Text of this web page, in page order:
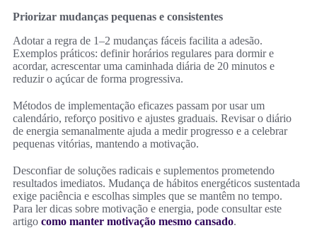
Priorizar mudanças pequenas e consistentes
Adotar a regra de 1–2 mudanças fáceis facilita a adesão.
Exemplos práticos: definir horários regulares para dormir e
acordar, acrescentar uma caminhada diária de 20 minutos e
reduzir o açúcar de forma progressiva.
Métodos de implementação eficazes passam por usar um
calendário, reforço positivo e ajustes graduais. Revisar o diário
de energia semanalmente ajuda a medir progresso e a celebrar
pequenas vitórias, mantendo a motivação.
Desconfiar de soluções radicais e suplementos prometendo
resultados imediatos. Mudança de hábitos energéticos sustentada
exige paciência e escolhas simples que se mantêm no tempo.
Para ler dicas sobre motivação e energia, pode consultar este
artigo como manter motivação mesmo cansado.